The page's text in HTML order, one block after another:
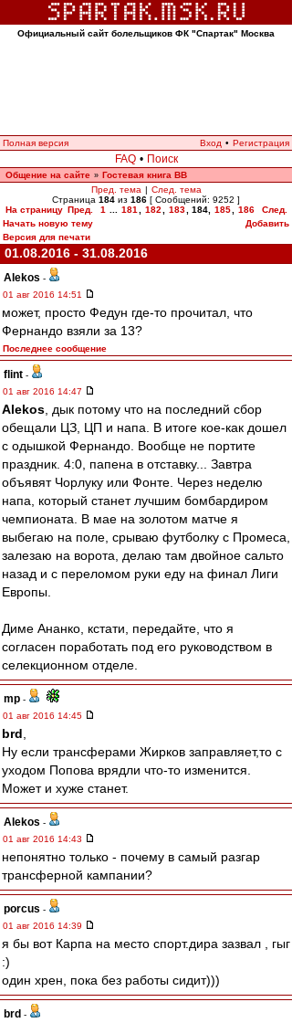
Официальный сайт болельщиков ФК "Спартак" Москва
Полная версия Вход • Регистрация
FAQ • Поиск
Общение на сайте » Гостевая книга ВВ
Пред. тема | След. тема
Страница 184 из 186 [ Сообщений: 9252 ]
На страницу Пред. 1 181 182 183 184, 185 186
След.
Начать новую тему
Добавить
Версия для печати
01.08.2016 - 31.08.2016
Alekos -
01 авг 2016 14:51
может, просто Федун где-то прочитал, что
Фернандо взяли за 13?
Последнее сообщение
flint -
01 авг 2016 14:47
Alekos , дык потому что на последний сбор
обещали ЦЗ, ЦП и напа. В итоге кое-как дошел
с одышкой Фернандо. Вообще не портите
праздник. 4:0, папена в отставку... Завтра
объявят Чорлуку или Фонте. Через неделю
напа, который станет лучшим бомбардиром
чемпионата. В мае на золотом матче я
выбегаю на поле, срываю футболку с Промеса,
залезаю на ворота, делаю там двойное сальто
назад и с переломом руки еду на финал Лиги
Европы.
Диме Ананко, кстати, передайте, что я
согласен поработать под его руководством в
селекционном отделе.
mp -
01 авг 2016 14:45
brd
Ну если трансферами Жирков заправляет,то с
уходом Попова врядли что-то изменится.
Может и хуже станет.
Alekos -
01 авг 2016 14:43
непонятно только - почему в самый разгар
трансферной кампании?
porcus -
01 авг 2016 14:39
я бы вот Карпа на место спорт.дира зазвал , гыг
:)
один хрен, пока без работы сидит)))
brd -